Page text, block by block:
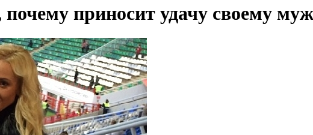
почему приносит удачу своему